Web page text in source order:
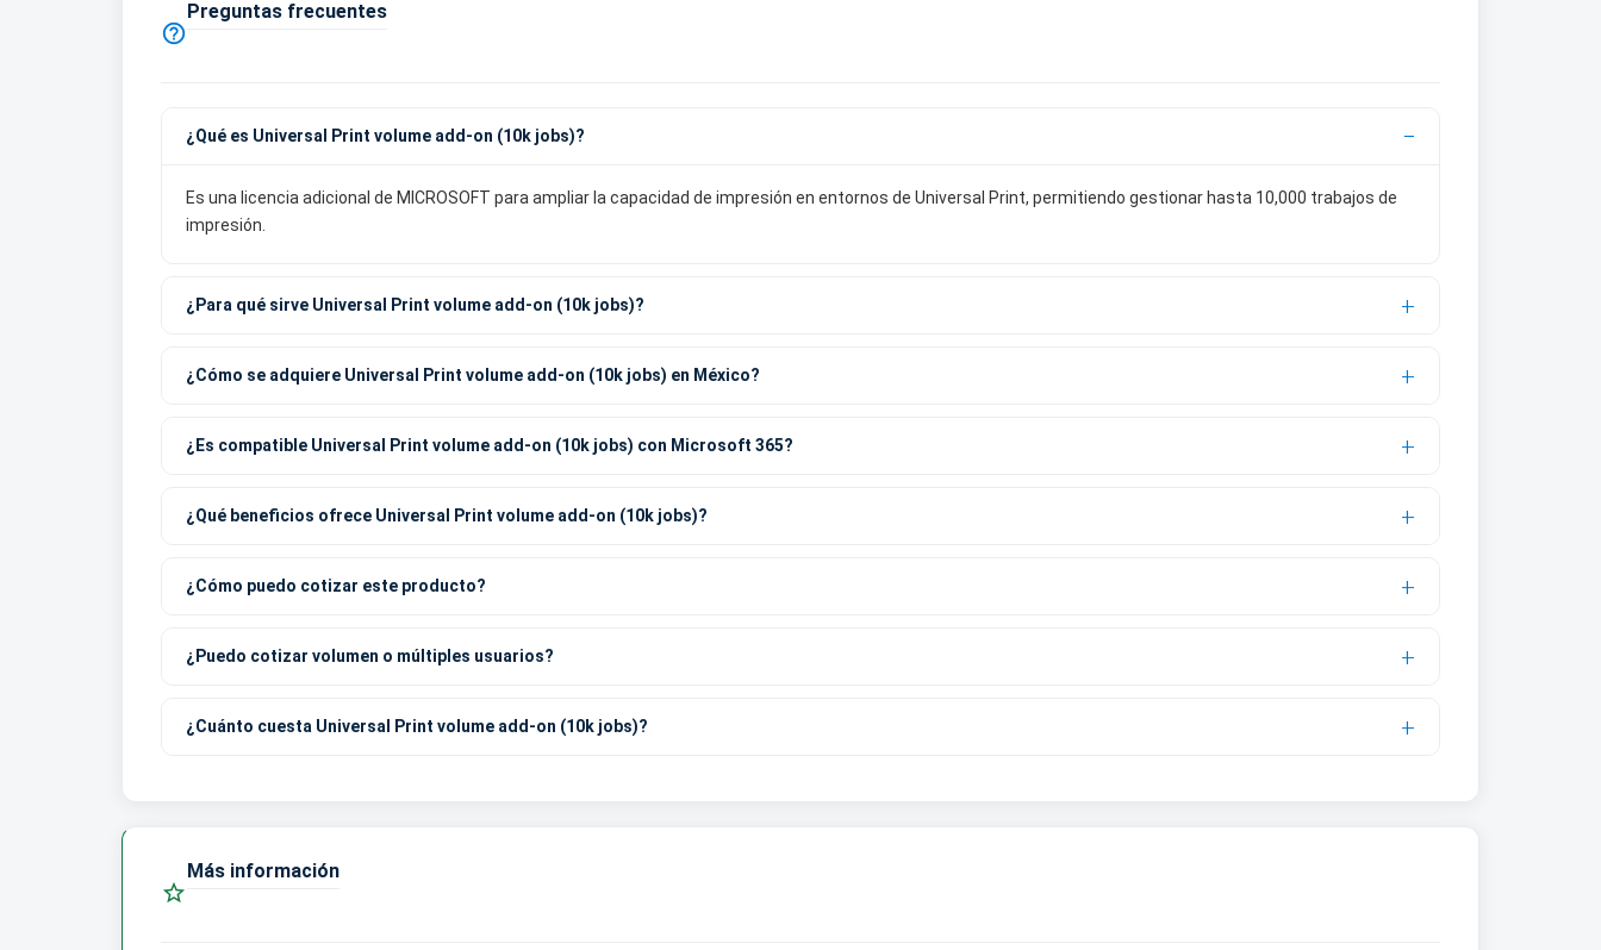

Preguntas frecuentes
¿Qué es Universal Print volume add-on (10k jobs)?
Es una licencia adicional de MICROSOFT para ampliar la capacidad de impresión en entornos de Universal Print, permitiendo gestionar hasta 10,000 trabajos de
impresión.
¿Para qué sirve Universal Print volume add-on (10k jobs)?
¿Cómo se adquiere Universal Print volume add-on (10k jobs) en México?
¿Es compatible Universal Print volume add-on (10k jobs) con Microsoft 365?
¿Qué beneficios ofrece Universal Print volume add-on (10k jobs)?
¿Cómo puedo cotizar este producto?
¿Puedo cotizar volumen o múltiples usuarios?
¿Cuánto cuesta Universal Print volume add-on (10k jobs)?

Más información